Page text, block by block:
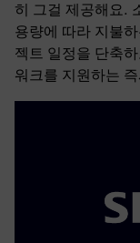
히 그걸 제공해요.
용량에 따라 지불
젝트 일정을 단축
워크를 지원하는